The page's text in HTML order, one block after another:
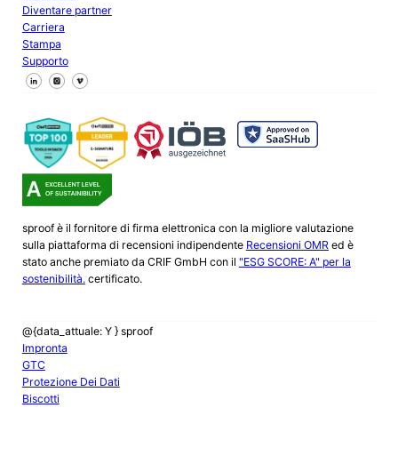
Diventare partner
Carriera
Stampa
Supporto
Seguici su Facebook
Seguici su X
Seguici su LinkedIn
sproof è il fornitore di firma elettronica con la migliore valutazione
sulla piattaforma di recensioni indipendente Recensioni OMRed è
stato anche premiato da CRIF GmbH con il "ESG SCORE: A" per la
sostenibilità.certificato.
@{data_attuale: Y } sproof
Impronta
GTC
Protezione Dei Dati
Biscotti